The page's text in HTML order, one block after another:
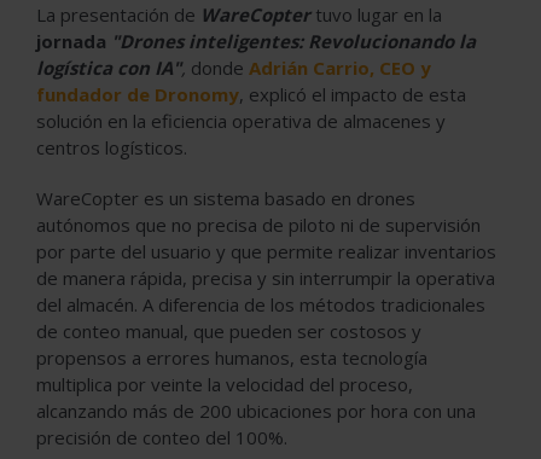
La presentación de WareCoptertuvo lugar en la
jornada "Drones inteligentes: Revolucionando la
logística con IA", donde Adrián Carrio, CEO y
fundador de Dronomy, explicó el impacto de esta
solución en la eficiencia operativa de almacenes y
centros logísticos.
WareCopter es un sistema basado en drones
autónomos que no precisa de piloto ni de supervisión
por parte del usuario y que permite realizar inventarios
de manera rápida, precisa y sin interrumpir la operativa
del almacén. A diferencia de los métodos tradicionales
de conteo manual, que pueden ser costosos y
propensos a errores humanos, esta tecnología
multiplica por veinte la velocidad del proceso,
alcanzando más de 200 ubicaciones por hora con una
precisión de conteo del 100%.